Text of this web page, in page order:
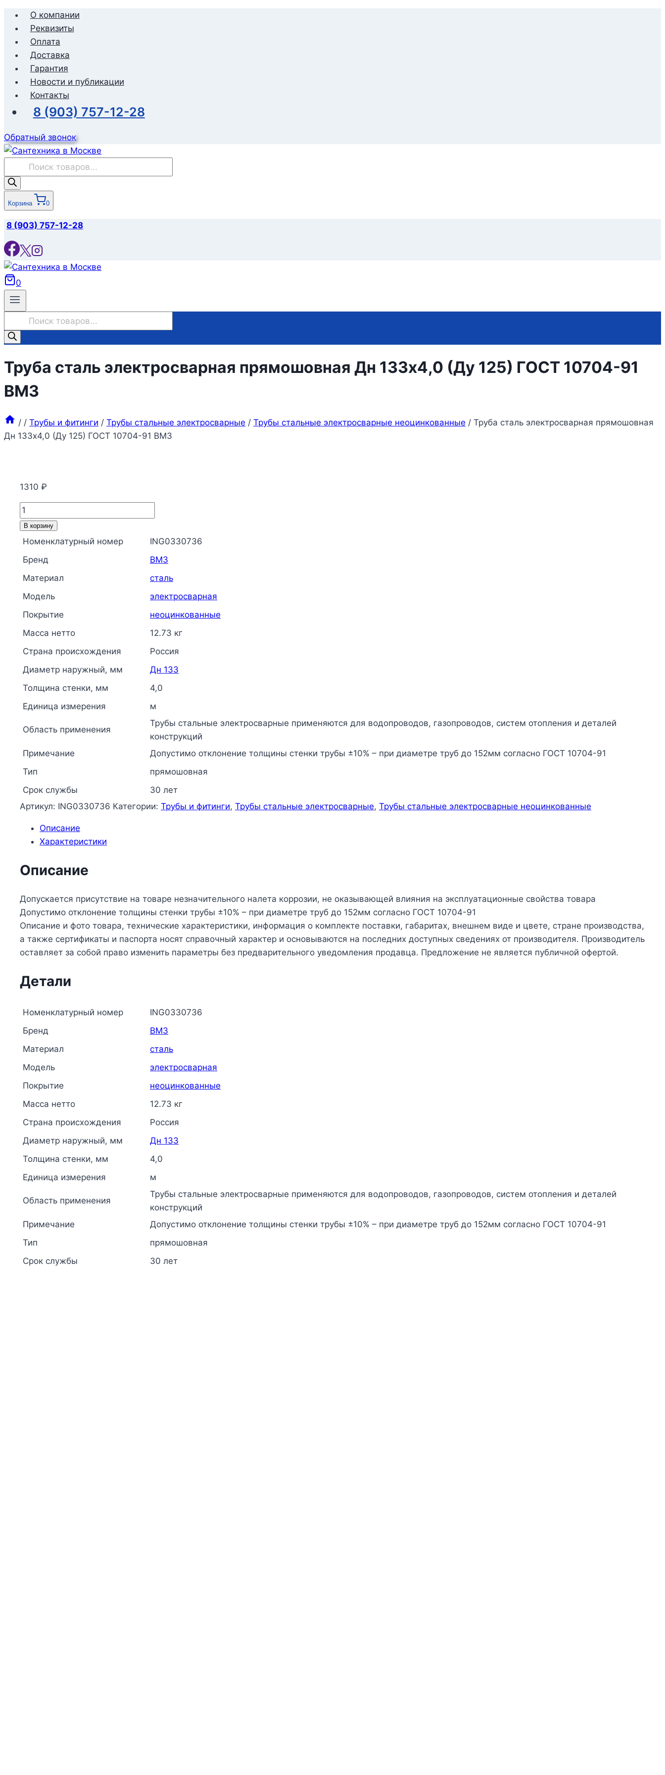
Перейти
содержимому
О компании
Реквизиты
Оплата
Доставка
Гарантия
Новости и публикации
Контакты
8 (903) 757-12-28
Обратный звонок
товаров
Корзина 0
8 (903) 757-12-28
0
товаров
Труба сталь электросварная прямошовная Дн 133х4,0 (Ду 125) ГОСТ 10704-91
ВМЗ
/ / Трубы и фитинги / Трубы стальные электросварные / Трубы стальные электросварные неоцинкованные / Труба сталь электросварная прямошовная
Дн 133х4,0 (Ду 125) ГОСТ 10704-91 ВМЗ
1310 ₽
Количество
товара
электросварная
прямошовная
133х4,0
(Ду
125)
10704-
91
ВМЗ
В корзину
Номенклатурный номер
ING0330736
Бренд
ВМЗ
Материал
сталь
Модель
электросварная
Покрытие
неоцинкованные
Масса нетто
12.73 кг
Страна происхождения
Россия
Диаметр наружный, мм
Дн 133
Толщина стенки, мм
4,0
Единица измерения
м
Область применения
Трубы стальные электросварные применяются для водопроводов, газопроводов, систем отопления и деталей
конструкций
Примечание
Допустимо отклонение толщины стенки трубы ±10% – при диаметре труб до 152мм согласно ГОСТ 10704-91
Тип
прямошовная
Срок службы
30 лет
Артикул: ING0330736 Категории: Трубы и фитинги, Трубы стальные электросварные, Трубы стальные электросварные неоцинкованные
Описание
Характеристики
Описание
Допускается присутствие на товаре незначительного налета коррозии, не оказывающей влияния на эксплуатационные свойства товара
Допустимо отклонение толщины стенки трубы ±10% – при диаметре труб до 152мм согласно ГОСТ 10704-91
Описание и фото товара, технические характеристики, информация о комплекте поставки, габаритах, внешнем виде и цвете, стране производства,
а также сертификаты и паспорта носят справочный характер и основываются на последних доступных сведениях от производителя. Производитель
оставляет за собой право изменить параметры без предварительного уведомления продавца. Предложение не является публичной офертой.
Детали
Номенклатурный номер
ING0330736
Бренд
ВМЗ
Материал
сталь
Модель
электросварная
Покрытие
неоцинкованные
Масса нетто
12.73 кг
Страна происхождения
Россия
Диаметр наружный, мм
Дн 133
Толщина стенки, мм
4,0
Единица измерения
м
Область применения
Трубы стальные электросварные применяются для водопроводов, газопроводов, систем отопления и деталей
конструкций
Примечание
Допустимо отклонение толщины стенки трубы ±10% – при диаметре труб до 152мм согласно ГОСТ 10704-91
Тип
прямошовная
Срок службы
30 лет